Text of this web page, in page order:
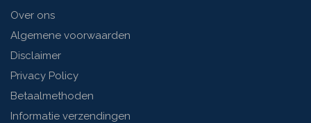
Over ons
Algemene voorwaarden
Disclaimer
Privacy Policy
Betaalmethoden
Informatie verzendingen